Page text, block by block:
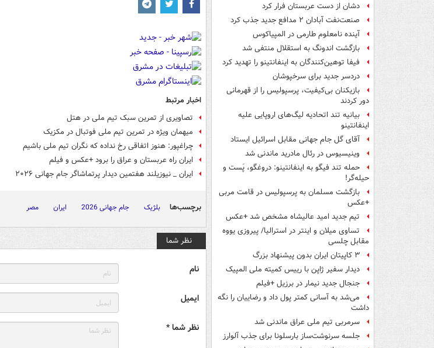
دشان از دست عربستان فرار کرد
صنعت‌نفت آبادان ۲ مدافع جدید جذب کرد
آینده نامعلوم طارمی در المپیاکوس
بازگشت اندونگ به استقلال منتفی شد
فیفا توهین‌کنندگان به اینفانتینو را تهدید کرد
دردسر جدید برای سرخپوشان
بازیکنان بی‌کیفیت، پرسپولیس را از قهرمانی
دور کردند
بیانیه تند اتحادیه لیگ‌های اروپایی علیه
اینفانتینو
آقای گل جام جهانی مقابل اسرائیل ایستاد
وینیسیوس در رئال مادرید ماندنی شد
حمله تند فیگو به اینفانتینو: دروغگو، پَست‌ و
حیله‌گر!
بازگشت مسلمان به پرسپولیس در قامت مربی
+عکس
تیم جدید امید عالیشاه مشخص شد +عکس
تساوی میلان و اینتر در استرالیا/ پیروزی یووه
مقابل چلسی
۳ کاپیتان ایران بدون پیشنهاد بزرگ
دیدار سفیر ژاپن با رییس کمیته ملی المپیک
جنجال جدید نیمار در برزیل +فیلم
می‌شد به آسانی کمتر پول داد و رضاییان را نگه
داشت
سرمربی تیم ملی عراق ماندنی شد
جلسه سرنوشت‌ساز بارسلونا برای جذب آلوارز
اخبار مرتبط
تصاویری از تمرین سبک تیم ملی در هتل
میهمان ویژه در تمرین تیم ملی فوتبال در مکزیک
چراغپور: هنوز اتفاقی رخ نداده که نگران تیم ملی باشیم
ایران راه عربستان و عراق را برود +عکس و فیلم
ایران _ نیوزیلند هفتمین دیدار پرتماشاگر جام جهانی ۲۰۲۶
برچسب‌ها بلژیک جام جهانی 2026 ایران مصر
نظر شما
نام
ایمیل
نظر شما *